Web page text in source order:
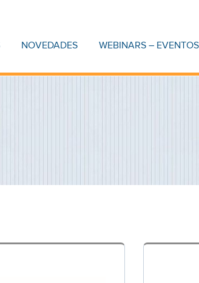
NOVEDADES WEBINARS – EVENTOS